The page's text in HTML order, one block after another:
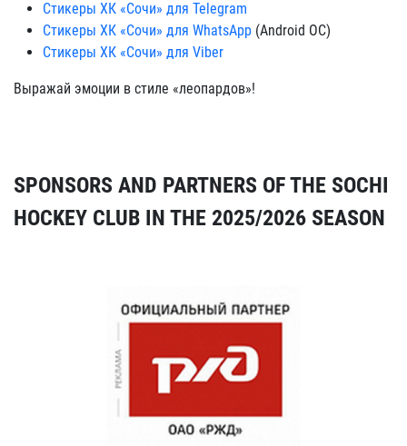
Стикеры ХК «Сочи» для Telegram
Стикеры ХК «Сочи» для WhatsApp (Android OC)
Стикеры ХК «Сочи» для Viber
Выражай эмоции в стиле «леопардов»!
SPONSORS AND PARTNERS OF THE SOCHI
HOCKEY CLUB IN THE 2025/2026 SEASON